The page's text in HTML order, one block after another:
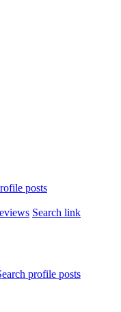
posts
Search link
profile posts